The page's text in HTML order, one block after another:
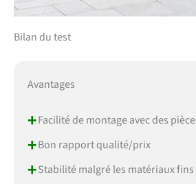
Bilan du test
Avantages
+Facilité de montage avec des
+Bon rapport qualité/prix
+Stabilité malgré les matériaux fins